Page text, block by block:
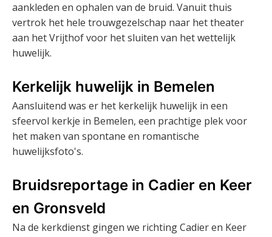
aankleden en ophalen van de bruid. Vanuit thuis
vertrok het hele trouwgezelschap naar het theater
aan het Vrijthof voor het sluiten van het wettelijk
huwelijk.
Kerkelijk huwelijk in Bemelen
Aansluitend was er het kerkelijk huwelijk in een
sfeervol kerkje in Bemelen, een prachtige plek voor
het maken van spontane en romantische
huwelijksfoto's.
Bruidsreportage in Cadier en Keer
en Gronsveld
Na de kerkdienst gingen we richting Cadier en Keer